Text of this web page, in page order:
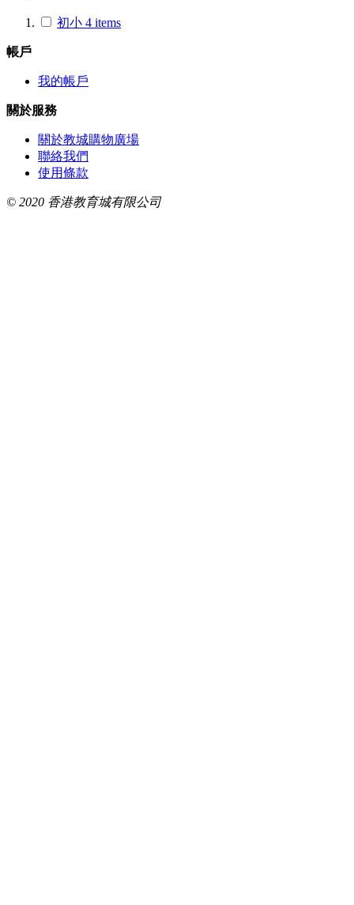
初小 4 items
帳戶
我的帳戶
關於服務
關於教城購物廣場
聯絡我們
使用條款
© 2020 香港教育城有限公司